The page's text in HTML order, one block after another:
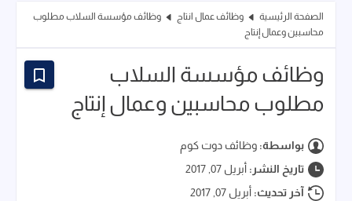
الصفحة الرئيسية وظائف عمال انتاج
وظائف مؤسسة السلاب مطلوب
محاسبين وعمال إنتاج
وظائف مؤسسة السلاب
مطلوب محاسبين وعمال إنتاج
بواسطة: وظائف دوت كوم
تاريخ النشر: أبريل 07, 2017
آخر تحديث: أبريل 07, 2017